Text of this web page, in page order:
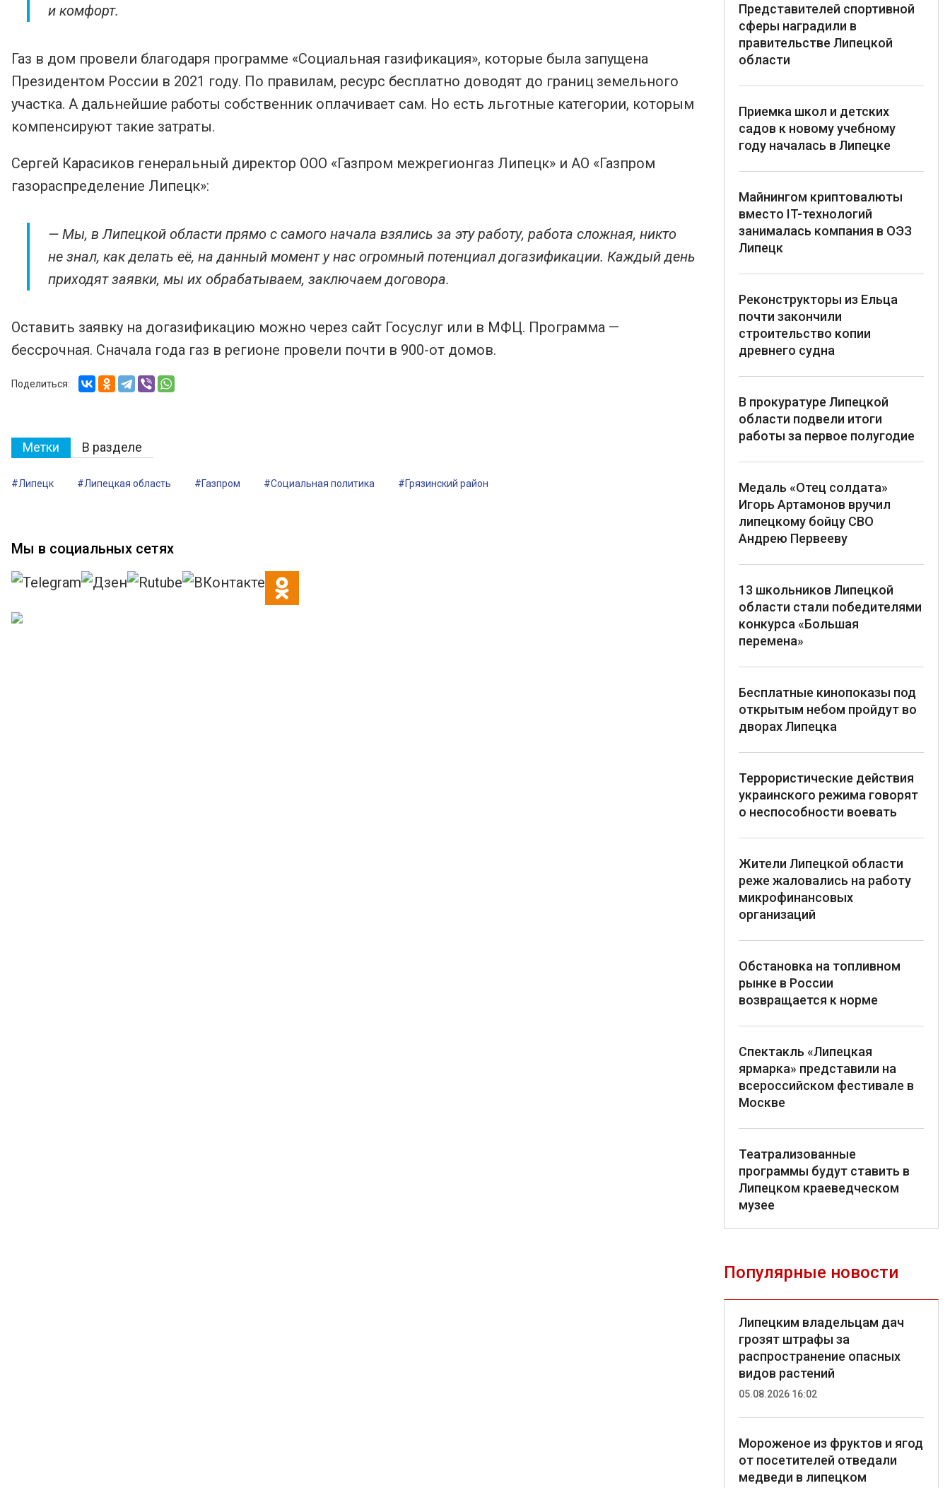
и комфорт.
Газ в дом провели благодаря программе «Социальная газификация», которые была запущена
Президентом России в 2021 году. По правилам, ресурс бесплатно доводят до границ земельного
участка. А дальнейшие работы собственник оплачивает сам. Но есть льготные категории, которым
компенсируют такие затраты.
Сергей Карасиков генеральный директор ООО «Газпром межрегионгаз Липецк» и АО «Газпром
газораспределение Липецк»:
— Мы, в Липецкой области прямо с самого начала взялись за эту работу, работа сложная, никто
не знал, как делать её, на данный момент у нас огромный потенциал догазификации. Каждый день
приходят заявки, мы их обрабатываем, заключаем договора.
Оставить заявку на догазификацию можно через сайт Госуслуг или в МФЦ. Программа —
бессрочная. Сначала года газ в регионе провели почти в 900-от домов.
Поделиться:
Метки В разделе
#Липецк #Липецкая область #Газпром #Социальная политика #Грязинский район
Мы в социальных сетях
Представителей спортивной
сферы наградили в
правительстве Липецкой
области
Приемка школ и детских
садов к новому учебному
году началась в Липецке
Майнингом криптовалюты
вместо IT-технологий
занималась компания в ОЭЗ
Липецк
Реконструкторы из Ельца
почти закончили
строительство копии
древнего судна
В прокуратуре Липецкой
области подвели итоги
работы за первое полугодие
Медаль «Отец солдата»
Игорь Артамонов вручил
липецкому бойцу СВО
Андрею Первееву
13 школьников Липецкой
области стали победителями
конкурса «Большая
перемена»
Бесплатные кинопоказы под
открытым небом пройдут во
дворах Липецка
Террористические действия
украинского режима говорят
о неспособности воевать
Жители Липецкой области
реже жаловались на работу
микрофинансовых
организаций
Обстановка на топливном
рынке в России
возвращается к норме
Спектакль «Липецкая
ярмарка» представили на
всероссийском фестивале в
Москве
Театрализованные
программы будут ставить в
Липецком краеведческом
музее
Популярные новости
Липецким владельцам дач
грозят штрафы за
распространение опасных
видов растений
05.08.2026 16:02
Мороженое из фруктов и ягод
от посетителей отведали
медведи в липецком